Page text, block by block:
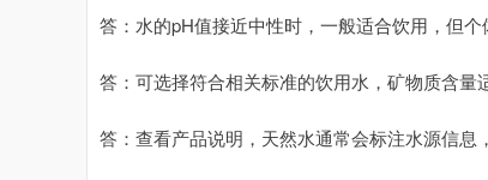
答：水的pH值接近中性时，一般适合饮用，但个
答：可选择符合相关标准的饮用水，矿物质含量
答：查看产品说明，天然水通常会标注水源信息